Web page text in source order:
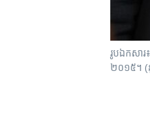
រូបឯកសារ
២០១៥។​​ (